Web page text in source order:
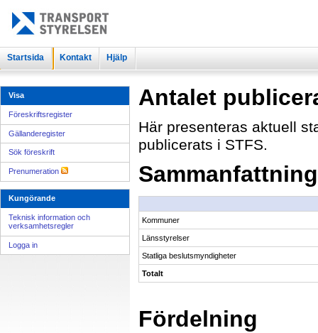
Startsida Kontakt Hjälp
Visa
Föreskriftsregister
Gällanderegister
Sök föreskrift
Prenumeration
Kungörande
Teknisk information och
verksamhetsregler
Logga in
Antalet
Här presenteras aktuell
publicerats i STFS.
Sammanfattning
Kommuner
Länsstyrelser
Statliga beslutsmyndigheter
Totalt
Fördelning